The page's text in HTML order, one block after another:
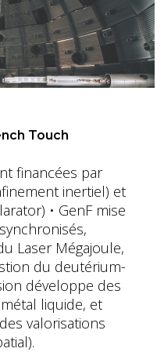
Touch
financées par
inertiel) et
• GenF mise
Laser Mégajoule,
du deutérium-
développe des
liquide, et
valorisations